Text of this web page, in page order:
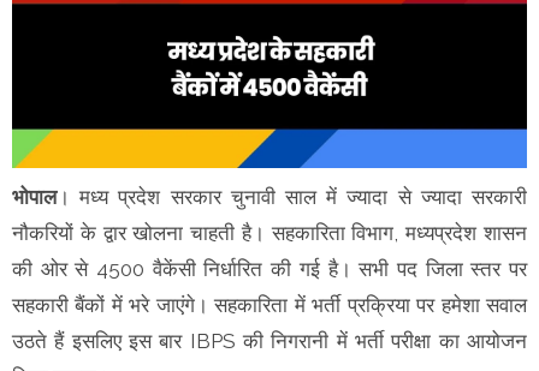
भोपाल। मध्य प्रदेश सरकार चुनावी साल में ज्यादा से ज्यादा सरकारी
नौकरियों के द्वार खोलना चाहती है। सहकारिता विभाग, मध्यप्रदेश शासन
की ओर से 4500 वैकेंसी निर्धारित की गई है। सभी पद जिला स्तर पर
सहकारी बैंकों में भरे जाएंगे। सहकारिता में भर्ती प्रक्रिया पर हमेशा सवाल
उठते हैं इसलिए इस बार IBPS की निगरानी में भर्ती परीक्षा का आयोजन